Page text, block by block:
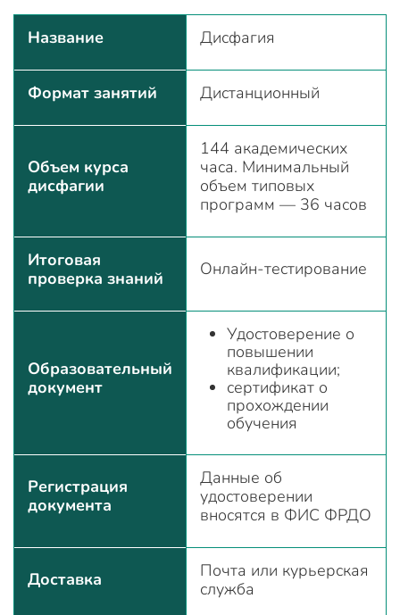
Название Дисфагия
Формат занятий Дистанционный
Объем курса
дисфагии
144 академических
часа. Минимальный
объем типовых
программ — 36 часов
Итоговая
проверка знаний
Онлайн-тестирование
Образовательный
документ
Удостоверение о
повышении
квалификации;
сертификат о
прохождении
обучения
Регистрация
документа
Данные об
удостоверении
вносятся в ФИС ФРДО
Доставка
Почта или курьерская
служба